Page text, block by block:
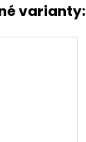
varianty: